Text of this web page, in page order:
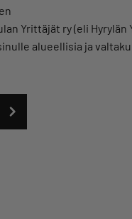
Yrittäjät ry (eli Hyrylän
alueellisia ja